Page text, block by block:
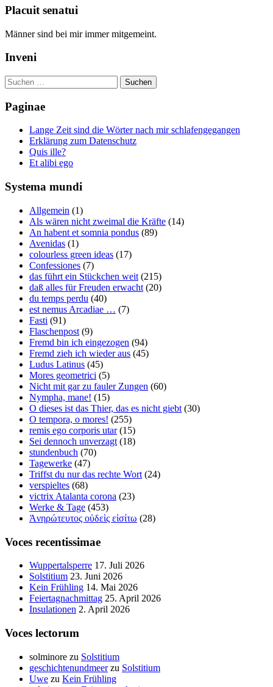
Placuit senatui
Männer sind bei mir immer mitgemeint.
Inveni
Suchen
nach:
Paginae
Lange Zeit sind die Wörter nach mir schlafengegangen
Erklärung zum Datenschutz
Quis ille?
Et alibi ego
Systema mundi
Allgemein (1)
Als wären nicht zweimal die Kräfte (14)
An habent et somnia pondus (89)
Avenidas (1)
colourless green ideas (17)
Confessiones (7)
das führt ein Stückchen weit (215)
daß alles für Freuden erwacht (20)
du temps perdu (40)
est nemus Arcadiae … (7)
Fasti (91)
Flaschenpost (9)
Fremd bin ich eingezogen (94)
Fremd zieh ich wieder aus (45)
Ludus Latinus (45)
Mores geometrici (5)
Nicht mit gar zu fauler Zungen (60)
Nympha, mane! (15)
O dieses ist das Thier, das es nicht giebt (30)
O tempora, o mores! (255)
remis ego corporis utar(15)
Sei dennoch unverzagt (18)
stundenbuch (70)
Tagewerke (47)
Triffst du nur das rechte Wort (24)
verspieltes (68)
victrix Atalanta corona (23)
Werke & Tage (453)
Ἀνηρώτευτος οὐδεὶς εἰσίτω (28)
Voces recentissimae
Wuppertalsperre 17. Juli 2026
Solstitium 23. Juni 2026
Kein Frühling 14. Mai 2026
Feiertagnachmittag 25. April 2026
Insulationen 2. April 2026
Voces lectorum
solminore zu Solstitium
geschichtenundmeerzu Solstitium
Uwe zu Kein Frühling